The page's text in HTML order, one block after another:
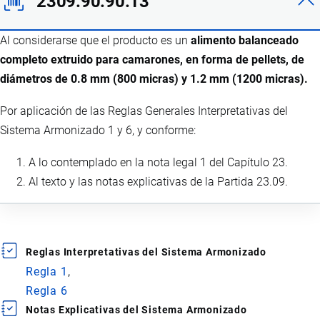
Al considerarse que el producto es un alimento balanceado
completo extruido para camarones, en forma de pellets, de
diámetros de 0.8 mm (800 micras) y 1.2 mm (1200 micras).
Por aplicación de las Reglas Generales Interpretativas del
Sistema Armonizado 1 y 6, y conforme:
A lo contemplado en la nota legal 1 del Capítulo 23.
Al texto y las notas explicativas de la Partida 23.09.
Reglas Interpretativas del Sistema Armonizado
Regla 1
Regla 6
Notas Explicativas del Sistema Armonizado